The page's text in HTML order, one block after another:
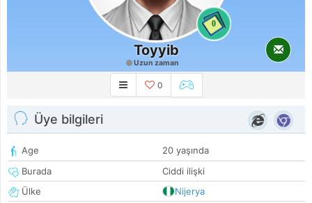
0
Toyyib
Uzun zaman
0
Üye bilgileri
Age
20 yaşında
Burada
Ciddi ilişki
Ülke
Nijerya